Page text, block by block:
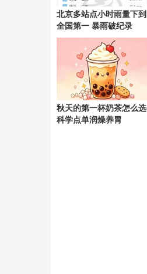
北京多站点小时雨量下到
全国第一 暴雨破纪录
秋天的第一杯奶茶怎么选
科学点单润燥养胃